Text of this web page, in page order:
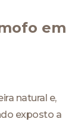
em
natural e,
exposto a